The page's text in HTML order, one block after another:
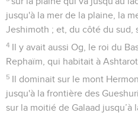
jusqu'à la mer de la plaine, la
Jeshimoth ; et, du côté du sud,
4 Il y avait aussi Og, le roi du
Rephaïm, qui habitait à
5 Il dominait sur le mont
jusqu'à la frontière des
sur la moitié de Galaad